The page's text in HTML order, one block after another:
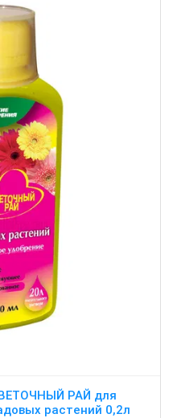
РАЙ для
растений 0,2л